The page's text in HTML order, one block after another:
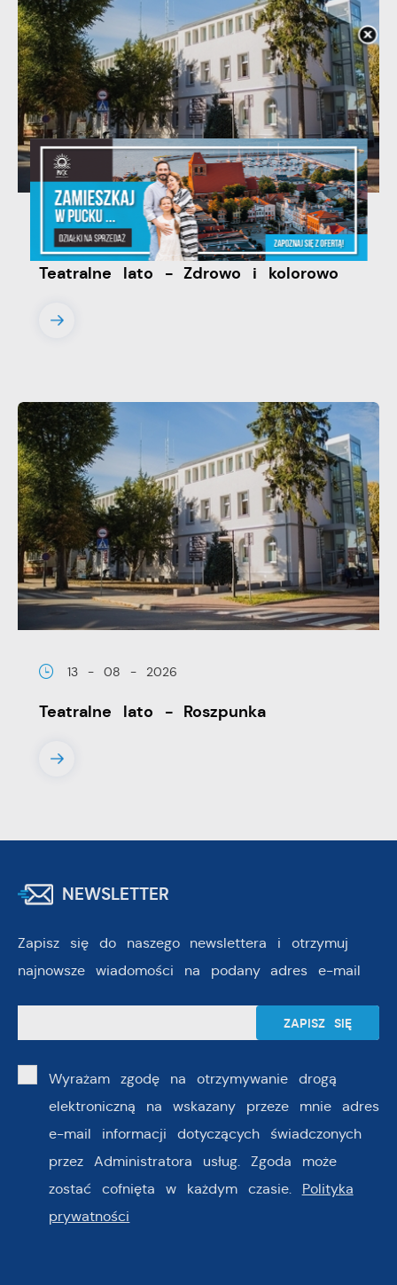
20 - 08 - 2026
Teatralne lato - Zdrowo i kolorowo
13 - 08 - 2026
Teatralne lato - Roszpunka
NEWSLETTER
Zapisz się do naszego newslettera i otrzymuj
najnowsze wiadomości na podany adres e-mail
Wyrażam zgodę na otrzymywanie drogą
elektroniczną na wskazany przeze mnie adres
e-mail informacji dotyczących świadczonych
przez Administratora usług. Zgoda może
zostać cofnięta w każdym czasie. Polityka
prywatności